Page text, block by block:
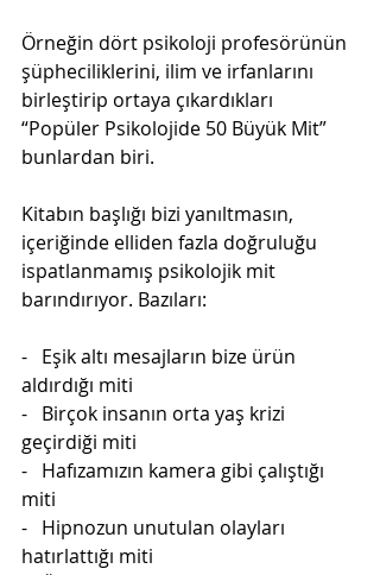
Örneğin dört psikoloji profesörünün
şüpheciliklerini, ilim ve irfanlarını
birleştirip ortaya çıkardıkları
“Popüler Psikolojide 50 Büyük Mit”
bunlardan biri.
Kitabın başlığı bizi yanıltmasın,
içeriğinde elliden fazla doğruluğu
ispatlanmamış psikolojik mit
barındırıyor. Bazıları:
-   Eşik altı mesajların bize ürün
aldırdığı miti
-   Birçok insanın orta yaş krizi
geçirdiği miti
-   Hafızamızın kamera gibi çalıştığı
miti
-   Hipnozun unutulan olayları
hatırlattığı miti